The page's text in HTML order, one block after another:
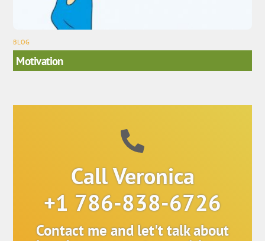
BLOG
Motivation
Call Veronica
+1 786-838-6726
Contact me and let't talk about